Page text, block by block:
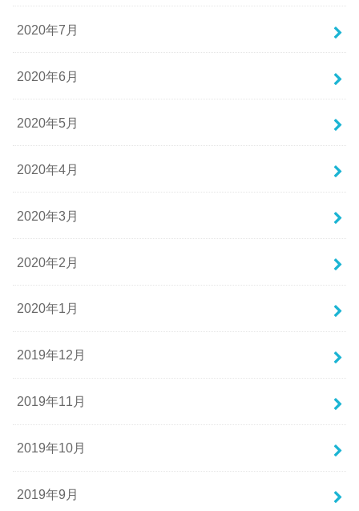
2020年7月
2020年6月
2020年5月
2020年4月
2020年3月
2020年2月
2020年1月
2019年12月
2019年11月
2019年10月
2019年9月